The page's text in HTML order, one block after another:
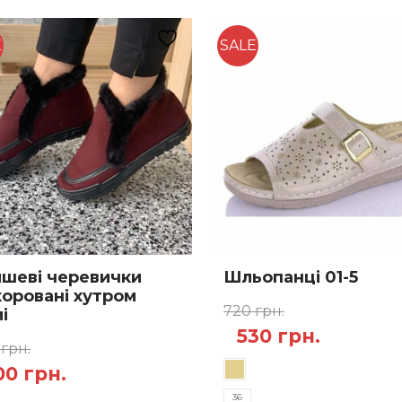
черевички
хутром
грн.
грн.
SALE
Шльопанці 01-5
720грн.
Оригінальна
ціна:
720 грн..
530 грн.
Цей
товар
36